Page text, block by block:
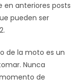
en anteriores posts
pueden ser
de la moto es un
Nunca
de